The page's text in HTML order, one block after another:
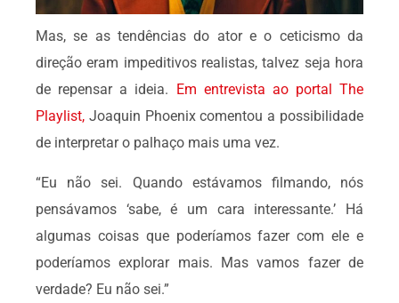
Mas, se as tendências do ator e o ceticismo da
direção eram impeditivos realistas, talvez seja hora
de repensar a ideia.
Em entrevista ao portal The
Playlist, Joaquin Phoenix comentou a possibilidade
de interpretar o palhaço mais uma vez.
“Eu não sei. Quando estávamos filmando, nós
pensávamos ‘sabe, é um cara interessante.’ Há
algumas coisas que poderíamos fazer com ele e
poderíamos explorar mais. Mas vamos fazer de
verdade? Eu não sei.”